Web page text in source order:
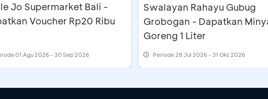
Jo Supermarket Bali -
Voucher Rp20 Ribu
01 Agu 2026 - 30 Sep 2026
Swalayan Rahayu Gubug
Grobogan - Dapatkan
Goreng 1 Liter
Periode28 Jul 2026 - 31 Okt 2026